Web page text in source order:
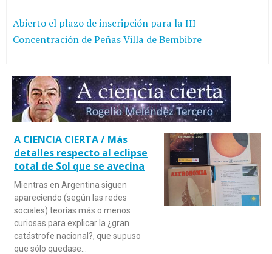
Abierto el plazo de inscripción para la III
Concentración de Peñas Villa de Bembibre
A CIENCIA CIERTA / Más
detalles respecto al eclipse
total de Sol que se avecina
Mientras en Argentina siguen
apareciendo (según las redes
sociales) teorías más o menos
curiosas para explicar la ¿gran
catástrofe nacional?, que supuso
que sólo quedase…